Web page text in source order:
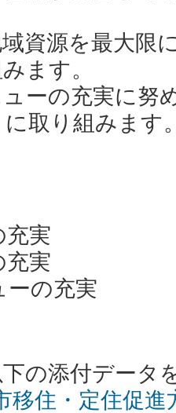
源を最大限に
ます。
の充実に努め
取り組みます
実
実
の充実
の添付データ
移住・定住促